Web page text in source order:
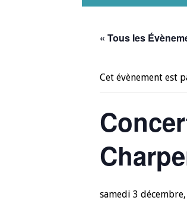
« Tous les
Cet évènement est
samedi 3